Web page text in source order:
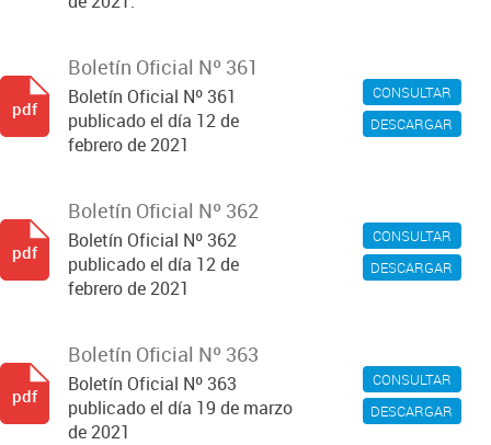
CONSULTAR
DESCARGAR
Boletín Oficial Nº 361
Boletín Oficial Nº 361
publicado el día 12 de
febrero de 2021
pdf
CONSULTAR
DESCARGAR
Boletín Oficial Nº 362
Boletín Oficial Nº 362
publicado el día 12 de
febrero de 2021
pdf
CONSULTAR
DESCARGAR
Boletín Oficial Nº 363
Boletín Oficial Nº 363
publicado el día 19 de marzo
de 2021
pdf